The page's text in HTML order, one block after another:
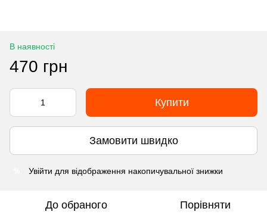
В наявності
470 грн
Купити
Замовити швидко
Увійти для відображення накопичувальної знижки
До обраного Порівняти